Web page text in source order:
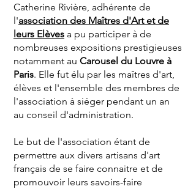
Catherine Rivière, adhérente de
l'association des Maîtres d'Art et de
leurs Elèves a pu participer à de
nombreuses expositions prestigieuses
notamment au Carousel du Louvre à
Paris. Elle fut élu par les maîtres d'art,
élèves et l'ensemble des membres de
l'association à siéger pendant un an
au conseil d'administration.
Le but de l'association étant de
permettre aux divers artisans d'art
français de se faire connaitre et de
promouvoir leurs savoirs-faire